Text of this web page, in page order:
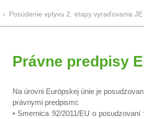
› Posúdenie vplyvu 2. etapy vyraďovania
Právne predpisy
Na úrovni Európskej únie je
právnymi predpismi:
• Smernica 92/2011/EU o